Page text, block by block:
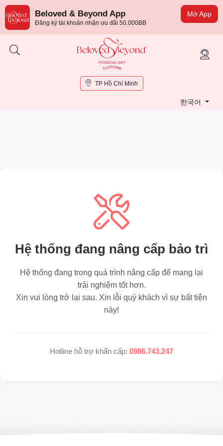
Mở App
Beloved & Beyond App
Đăng ký tài khoản nhận ưu đãi 50.000BB
TP Hồ Chí Minh
한국어
Hệ thống đang nâng cấp bảo trì
Hệ thống đang trong quá trình nâng cấp để mang lại
trải nghiệm tốt hơn.
Xin vui lòng trở lại sau. Xin lỗi quý khách vì sự bất tiện
này!
Hotline hỗ trợ khẩn cấp: 0986.743.247